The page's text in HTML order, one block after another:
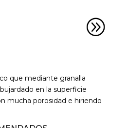
A
que mediante granalla
en la superficie
mucha porosidad e hiriendo